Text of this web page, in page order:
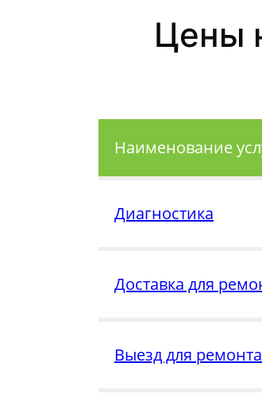
Цены
Наименование
Диагностика
Доставка для
Выезд для ремонта